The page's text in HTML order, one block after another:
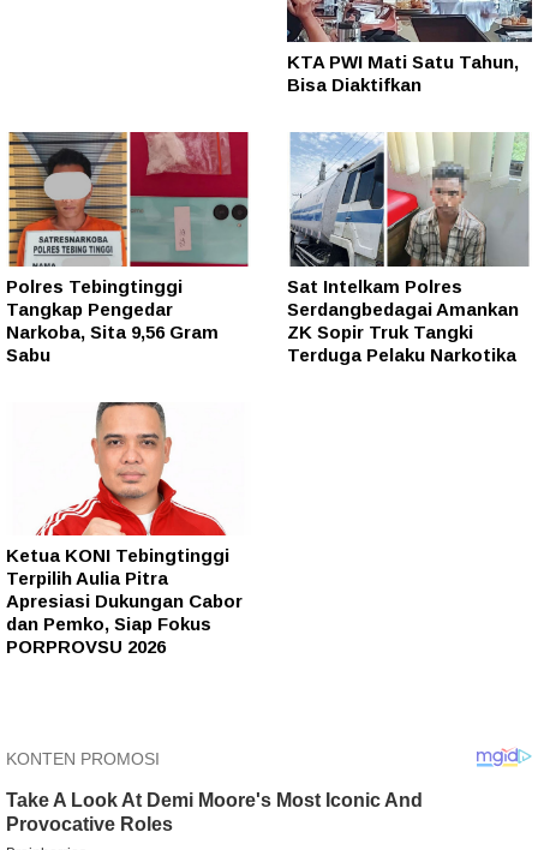
KTA PWI Mati Satu Tahun,
Bisa Diaktifkan
Polres Tebingtinggi
Tangkap Pengedar
Narkoba, Sita 9,56 Gram
Sabu
Sat Intelkam Polres
Serdangbedagai Amankan
ZK Sopir Truk Tangki
Terduga Pelaku Narkotika
Ketua KONI Tebingtinggi
Terpilih Aulia Pitra
Apresiasi Dukungan Cabor
dan Pemko, Siap Fokus
PORPROVSU 2026